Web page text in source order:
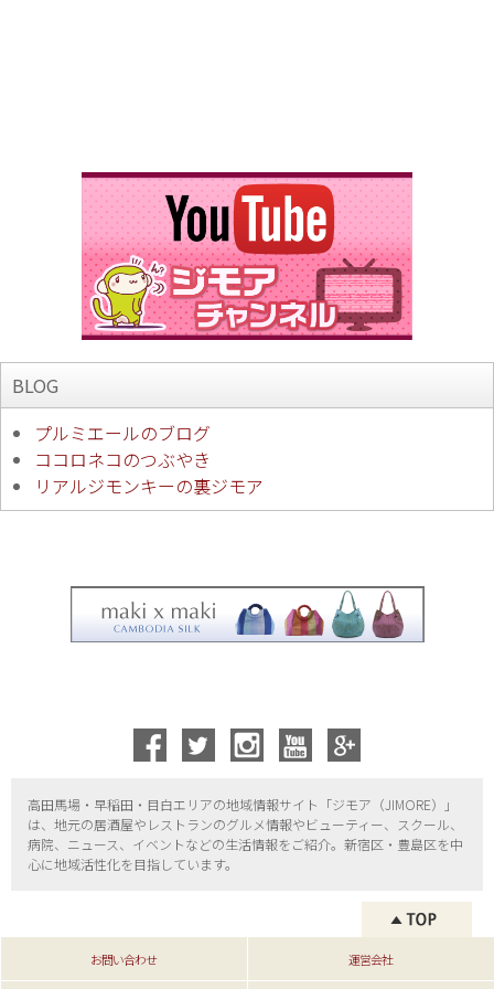
BLOG
プルミエールのブログ
ココロネコのつぶやき
リアルジモンキーの裏ジモア
高田馬場・早稲田・目白エリアの地域情報サイト「ジモア（JIMORE）」
は、地元の居酒屋やレストランのグルメ情報やビューティー、
スクール、
病院、ニュース、イベントなどの生活情報をご紹介。新宿区・ 豊島区を中
心に地域活性化を目指しています。
お問い合わせ 運営会社